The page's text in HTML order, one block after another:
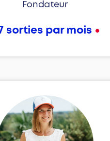
Fondateur
sorties par mois •